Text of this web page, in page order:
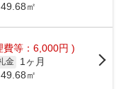
㎡
費等：6,000円 )
金
1ヶ月
㎡